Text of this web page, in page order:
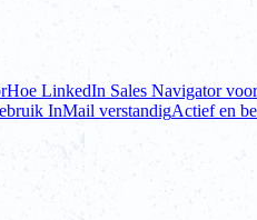
Hoe LinkedIn Sales Navigator
InMail verstandigActief en